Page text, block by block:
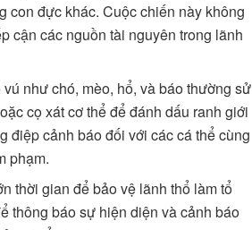
con đực khác. Cuộc chiến này không
cận các nguồn tài nguyên trong lãnh
như chó, mèo, hổ, và báo thường sử
cọ xát cơ thể để đánh dấu ranh giới
điệp cảnh báo đối với các cá thể cùng
phạm.
thời gian để bảo vệ lãnh thổ làm tổ
thông báo sự hiện diện và cảnh báo